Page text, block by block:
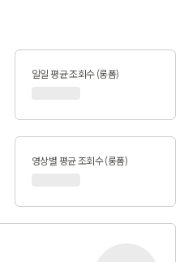
일일 평균 조회수 (롱폼)
영상별 평균 조회수 (롱폼)